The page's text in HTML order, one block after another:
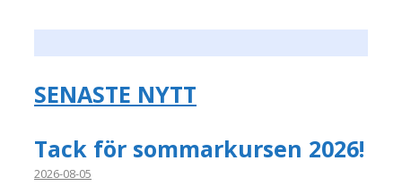
SENASTE NYTT
Tack för sommarkursen 2026!
2026-08-05